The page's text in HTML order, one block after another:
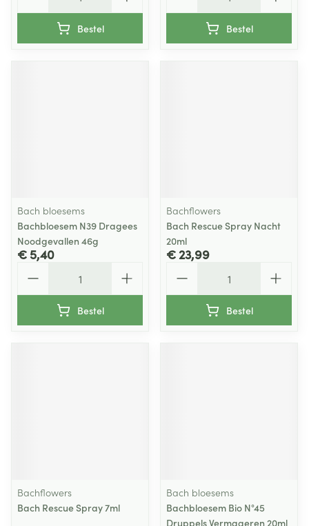
Bestel Bestel
Bach bloesems
Bachbloesem N39 Dragees
Noodgevallen 46g
€ 5,40
Bestel
Bachflowers
Bach Rescue Spray Nacht
20ml
€ 23,99
Bestel
Bachflowers
Bach Rescue Spray 7ml
Bach bloesems
Bachbloesem Bio N°45
Druppels Vermageren 20ml